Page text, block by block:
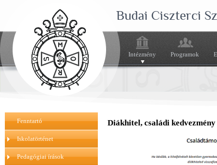
Budai Ciszterci
Intézmény Programok
Fenntartó
Iskolatörténet
Pedagógiai írások
Diákhitel, családi kedvezmény